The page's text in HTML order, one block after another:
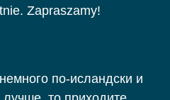
Zapraszamy!
по-исландски и